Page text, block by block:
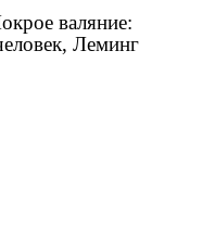
валяние:
Леминг